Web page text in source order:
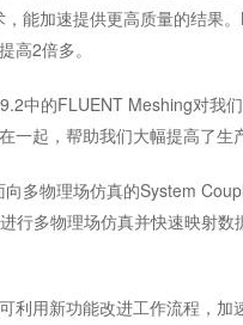
能加速提供更高质量的结
高2倍多。
中的FLUENT Meshing对我
起，帮助我们大幅提高了生
向多物理场仿真的System
行多物理场仿真并快速映射
利用新功能改进工作流程，